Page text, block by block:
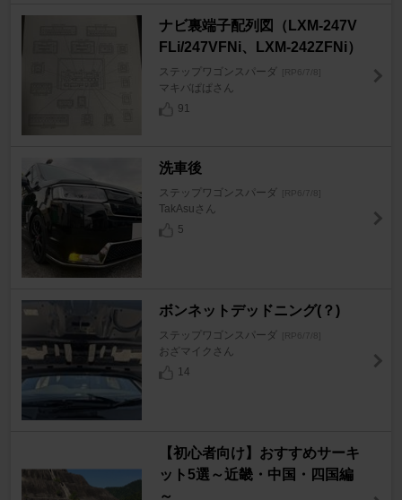
ナビ裏端子配列図（LXM-247V
FLi/247VFNi、LXM-242ZFNi）
ステップワゴンスパーダ [RP6/7/8]
マキバぱぱさん
91
洗車後
ステップワゴンスパーダ [RP6/7/8]
TakAsuさん
5
ボンネットデッドニング(？)
ステップワゴンスパーダ [RP6/7/8]
おざマイクさん
14
【初心者向け】おすすめサーキ
ット5選～近畿・中国・四国編
～